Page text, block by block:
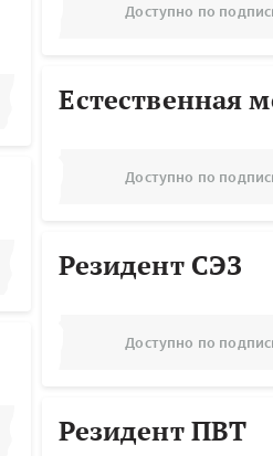
Доступно по
Естественная
Доступно по
Резидент СЭЗ
Доступно по
Резидент ПВТ